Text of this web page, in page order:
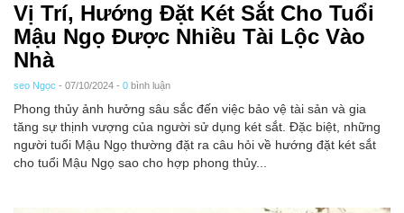
Vị Trí, Hướng Đặt Két Sắt Cho Tuổi
Mậu Ngọ Được Nhiều Tài Lộc Vào
Nhà
seo Ngọc - 07/10/2024 - 0 bình luận
Phong thủy ảnh hưởng sâu sắc đến việc bảo vệ tài sản và gia
tăng sự thịnh vượng của người sử dụng két sắt. Đặc biệt, những
người tuổi Mậu Ngọ thường đặt ra câu hỏi về hướng đặt két sắt
cho tuổi Mậu Ngọ sao cho hợp phong thủy...